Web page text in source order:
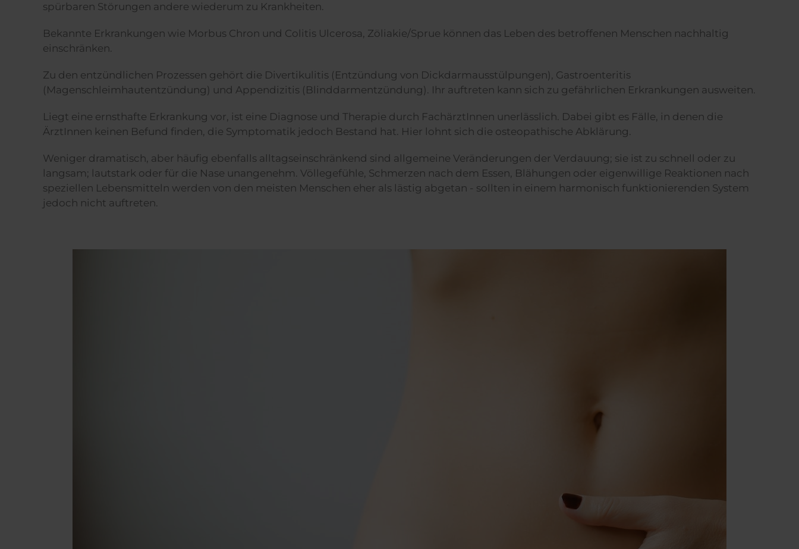
spürbaren Störungen andere wiederum zu Krankheiten.
Bekannte Erkrankungen wie Morbus Chron und Colitis Ulcerosa, Zöliakie/Sprue können das Leben des betroffenen Menschen nachhaltig
einschränken.
Zu den entzündlichen Prozessen gehört die Divertikulitis (Entzündung von Dickdarmausstülpungen), Gastroenteritis
(Magenschleimhautentzündung) und Appendizitis (Blinddarmentzündung). Ihr auftreten kann sich zu gefährlichen Erkrankungen ausweiten.
Liegt eine ernsthafte Erkrankung vor, ist eine Diagnose und Therapie durch FachärztInnen unerlässlich. Dabei gibt es Fälle, in denen die
ÄrztInnen keinen Befund finden, die Symptomatik jedoch Bestand hat. Hier lohnt sich die osteopathische Abklärung.
Weniger dramatisch, aber häufig ebenfalls alltagseinschränkend sind allgemeine Veränderungen der Verdauung; sie ist zu schnell oder zu
langsam; lautstark oder für die Nase unangenehm. Völlegefühle, Schmerzen nach dem Essen, Blähungen oder eigenwillige Reaktionen nach
speziellen Lebensmitteln werden von den meisten Menschen eher als lästig abgetan - sollten in einem harmonisch funktionierenden System
jedoch nicht auftreten.